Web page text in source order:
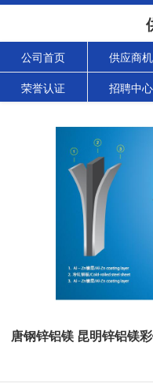
公司首页 供应商机
荣誉认证 招聘中心
唐钢锌铝镁 昆明锌铝镁